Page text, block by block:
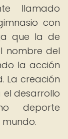
llamado
con
que la de
nombre del
la acción
La creación
desarrollo
deporte